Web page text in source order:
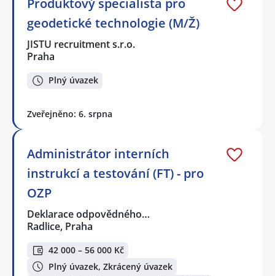
Produktový specialista pro
geodetické technologie (M/Ž)
JISTU recruitment s.r.o.
Praha
Plný úvazek
Zveřejněno: 6. srpna
Administrátor interních
instrukcí a testování (FT) - pro
OZP
Deklarace odpovědného…
Radlice, Praha
42 000 – 56 000 Kč
Plný úvazek, Zkrácený úvazek